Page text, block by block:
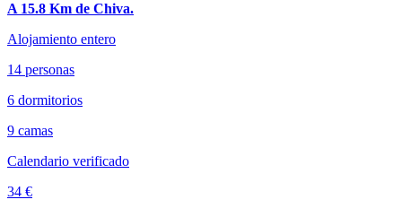
A 15.8 Km de Chiva.
Alojamiento entero
14 personas
6 dormitorios
9 camas
Calendario verificado
34 €